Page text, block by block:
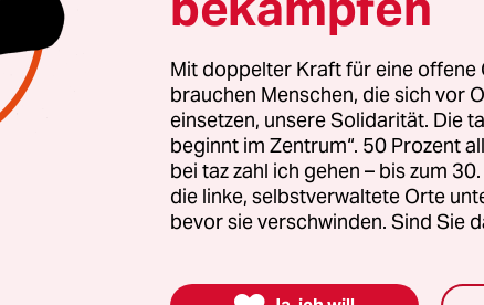
die UN mitgeteilt, dass Mitarbeiterinnen in
nicht mehr zur Arbeit erscheinen
Taliban-Regierung waren für eine
zu erreichen.
Mit doppelter Kraft für eine offene
brauchen Menschen, die sich vor
einsetzen, unsere Solidarität. Die
beginnt im Zentrum“. 50 Prozent
bei taz zahl ich gehen – bis zum
die linke, selbstverwaltete Orte
bevor sie verschwinden. Sind Sie